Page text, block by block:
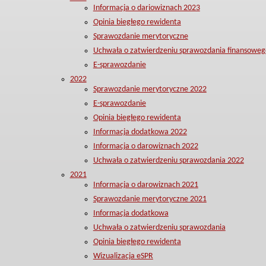
Informacja o dariowiznach 2023
Opinia biegłego rewidenta
Sprawozdanie merytoryczne
Uchwała o zatwierdzeniu sprawozdania
E-sprawozdanie
2022
Sprawozdanie merytoryczne 2022
E-sprawozdanie
Opinia biegłego rewidenta
Informacja dodatkowa 2022
Informacja o darowiznach 2022
Uchwała o zatwierdzeniu sprawozdania 2022
2021
Informacja o darowiznach 2021
Sprawozdanie merytoryczne 2021
Informacja dodatkowa
Uchwała o zatwierdzeniu sprawozdania
Opinia biegłego rewidenta
Wizualizacja eSPR